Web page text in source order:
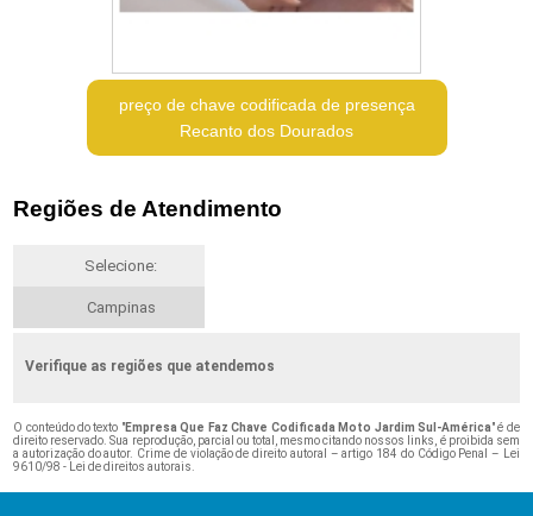
preço de chave codificada de presença
Recanto dos Dourados
Regiões de Atendimento
Selecione:
Campinas
Verifique as regiões que atendemos
O conteúdo do texto "Empresa Que Faz Chave Codificada Moto Jardim Sul-América" é de
direito reservado. Sua reprodução, parcial ou total, mesmo citando nossos links, é proibida sem
a autorização do autor. Crime de violação de direito autoral – artigo 184 do Código Penal –
Lei
9610/98 - Lei de direitos autorais